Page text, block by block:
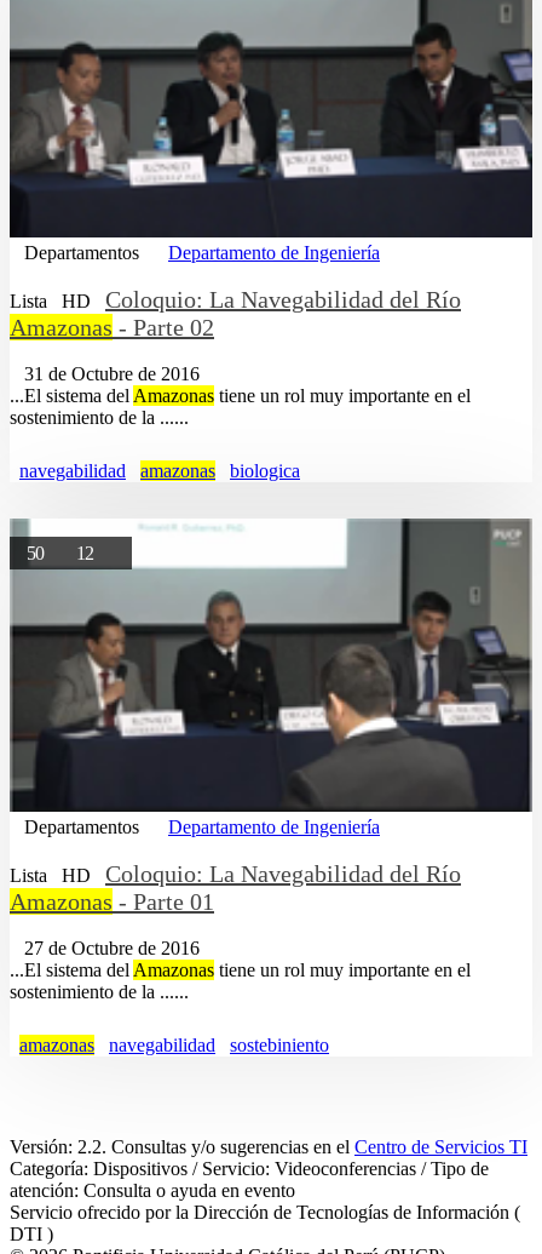
Departamentos Departamento de Ingeniería
Lista HD
Coloquio: La Navegabilidad del Río
Amazonas - Parte 02
31 de Octubre de 2016
...El sistema del Amazonas tiene un rol muy importante en el
sostenimiento de la ......
navegabilidad amazonas biologica
50 12
Departamentos Departamento de Ingeniería
Lista HD
Coloquio: La Navegabilidad del Río
Amazonas - Parte 01
27 de Octubre de 2016
...El sistema del Amazonas tiene un rol muy importante en el
sostenimiento de la ......
amazonas navegabilidad sostebiniento
Versión: 2.2. Consultas y/o sugerencias en el Centro de Servicios TI
Categoría: Dispositivos / Servicio: Videoconferencias / Tipo de
atención: Consulta o ayuda en evento
Servicio ofrecido por la Dirección de Tecnologías de Información (
DTI )